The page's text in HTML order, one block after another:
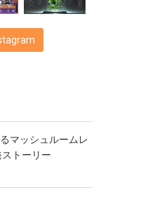
マッシュルームレ
トーリー